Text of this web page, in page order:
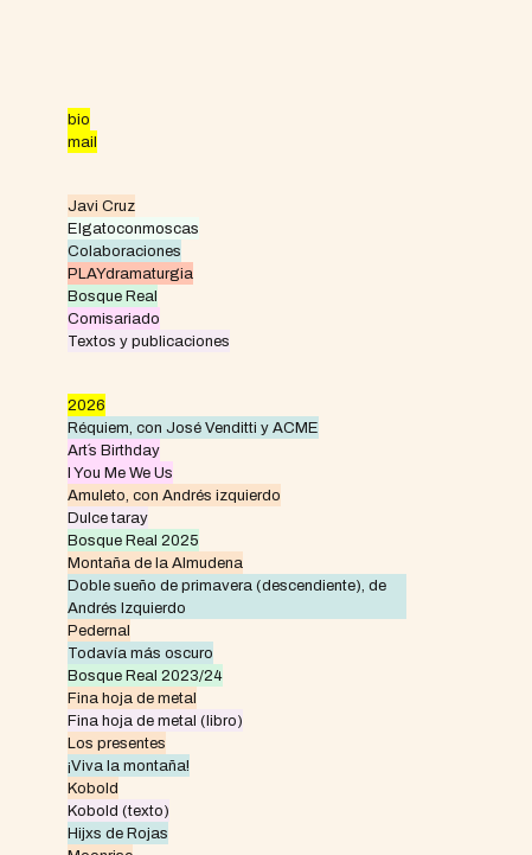
bio
mail
Javi Cruz
Elgatoconmoscas
Colaboraciones
PLAYdramaturgia
Bosque Real
Comisariado
Textos y publicaciones
2026
Réquiem, con José Venditti y ACME
Art´s Birthday
I You Me We Us
Amuleto, con Andrés izquierdo
Dulce taray
Bosque Real 2025
Montaña de la Almudena
Doble sueño de primavera (descendiente), de
Andrés Izquierdo
Pedernal
Todavía más oscuro
Bosque Real 2023/24
Fina hoja de metal
Fina hoja de metal (libro)
Los presentes
¡Viva la montaña!
Kobold
Kobold (texto)
Hijxs de Rojas